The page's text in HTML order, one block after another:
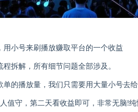
用小号来刷播放赚取平台的一个收益
拆解，所有细节问题全部涉及。
单的播放量，我们只需要用大量小号去
值守，第二天看收益即可，非常无脑!